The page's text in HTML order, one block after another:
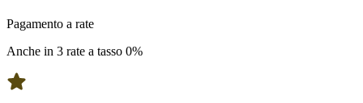
Pagamento a rate
Anche in 3 rate a tasso 0%